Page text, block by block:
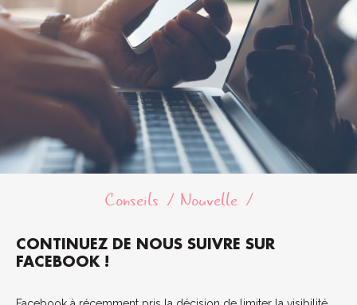
Conseils Nouvelle
CONTINUEZ DE NOUS SUIVRE SUR
FACEBOOK !